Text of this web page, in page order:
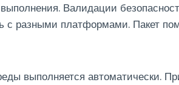
выполнения. Валидации
с разными платформами. Пакет
выполняется автоматически.